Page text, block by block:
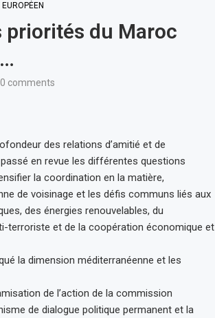
priorités du Maroc
0 comments
des relations d’amitié et de
en revue les différentes questions
la coordination en la matière,
de voisinage et les défis communs liés aux
des énergies renouvelables, du
terroriste et de la coopération économique et
la dimension méditerranéenne et les
de l’action de la commission
de dialogue politique permanent et la